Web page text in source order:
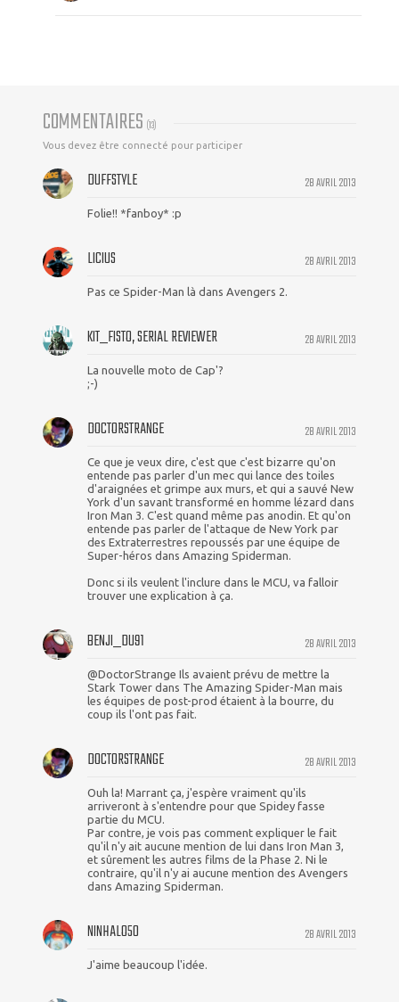
COMMENTAIRES (13)
Vous devez être connecté pour participer
28 AVRIL 2013
DUFFSTYLE
Folie!! *fanboy* :p
28 AVRIL 2013
LICIUS
Pas ce Spider-Man là dans Avengers 2.
28 AVRIL 2013
KIT_FISTO, SERIAL REVIEWER
La nouvelle moto de Cap'?
;-)
28 AVRIL 2013
DOCTORSTRANGE
Ce que je veux dire, c'est que c'est bizarre qu'on
entende pas parler d'un mec qui lance des toiles
d'araignées et grimpe aux murs, et qui a sauvé New
York d'un savant transformé en homme lézard dans
Iron Man 3. C'est quand même pas anodin. Et qu'on
entende pas parler de l'attaque de New York par
des Extraterrestres repoussés par une équipe de
Super-héros dans Amazing Spiderman.
Donc si ils veulent l'inclure dans le MCU, va falloir
trouver une explication à ça.
28 AVRIL 2013
BENJI_DU91
@DoctorStrange Ils avaient prévu de mettre la
Stark Tower dans The Amazing Spider-Man mais
les équipes de post-prod étaient à la bourre, du
coup ils l'ont pas fait.
28 AVRIL 2013
DOCTORSTRANGE
Ouh la! Marrant ça, j'espère vraiment qu'ils
arriveront à s'entendre pour que Spidey fasse
partie du MCU.
Par contre, je vois pas comment expliquer le fait
qu'il n'y ait aucune mention de lui dans Iron Man 3,
et sûrement les autres films de la Phase 2. Ni le
contraire, qu'il n'y ai aucune mention des Avengers
dans Amazing Spiderman.
28 AVRIL 2013
NINHALO50
J'aime beaucoup l'idée.